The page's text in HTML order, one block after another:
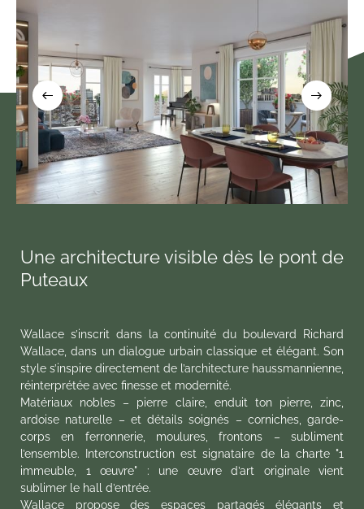
Une architecture visible dès le pont de
Puteaux
Wallace s’inscrit dans la continuité du boulevard Richard
Wallace, dans un dialogue urbain classique et élégant. Son
style s’inspire directement de l’architecture haussmannienne,
réinterprétée avec finesse et modernité.
Matériaux nobles – pierre claire, enduit ton pierre, zinc,
ardoise naturelle – et détails soignés – corniches, garde-
corps en ferronnerie, moulures, frontons – subliment
l’ensemble. Interconstruction est signataire de la charte "1
immeuble, 1 œuvre" : une œuvre d’art originale vient
sublimer le hall d’entrée.
Wallace propose des espaces partagés élégants et